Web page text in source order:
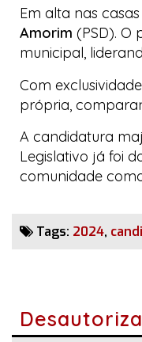
Em alta nas
Amorim (PSD).
municipal,
Com
própria,
A candidatura
Legislativo já foi
comunidade
Tags: 2024,